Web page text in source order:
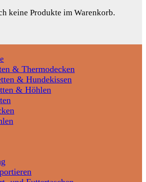
keine Produkte im Warenkorb.
& Thermodecken
& Hundekissen
& Höhlen